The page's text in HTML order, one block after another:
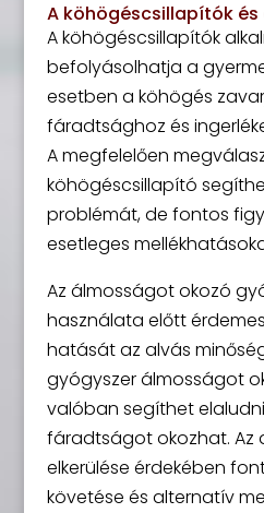
A köhögéscsillapítók és
A köhögéscsillapítók
befolyásolhatja a
esetben a köhögés
fáradtsághoz és
A megfelelően
köhögéscsillapító
problémát, de fontos
esetleges
Az álmosságot okozó
használata előtt
hatását az alvás
gyógyszer álmosságot
valóban segíthet
fáradtságot okozhat. Az
elkerülése érdekében
követése és alternatív